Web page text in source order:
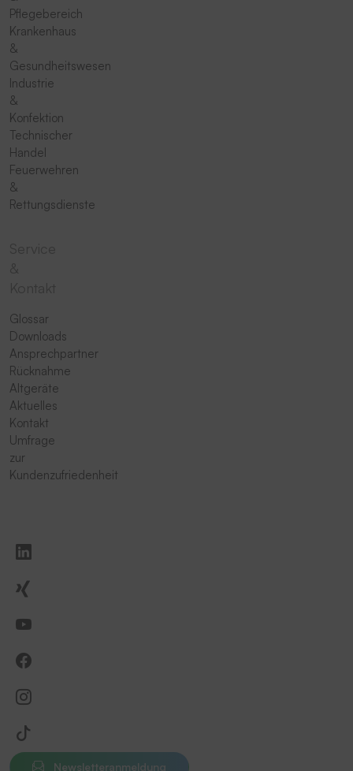
Pflegebereich
Krankenhaus
&
Gesundheitswesen
Industrie
&
Konfektion
Technischer
Handel
Feuerwehren
&
Rettungsdienste
Glossar
Downloads
Ansprechpartner
Rücknahme
Altgeräte
Aktuelles
Kontakt
Umfrage
zur
Kundenzufriedenheit
Newsletteranmeldung